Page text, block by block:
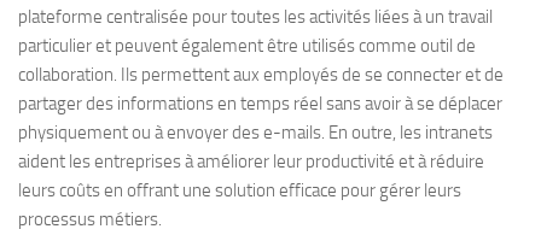
plateforme centralisée pour toutes les activités liées à un travail
particulier et peuvent également être utilisés comme outil de
collaboration. Ils permettent aux employés de se connecter et de
partager des informations en temps réel sans avoir à se déplacer
physiquement ou à envoyer des e-mails. En outre, les intranets
aident les entreprises à améliorer leur productivité et à réduire
leurs coûts en offrant une solution efficace pour gérer leurs
processus métiers.